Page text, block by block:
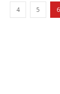
4 5 6